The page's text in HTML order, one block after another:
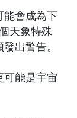
能會成為下
天象特殊
出警告。
可能是宇宙